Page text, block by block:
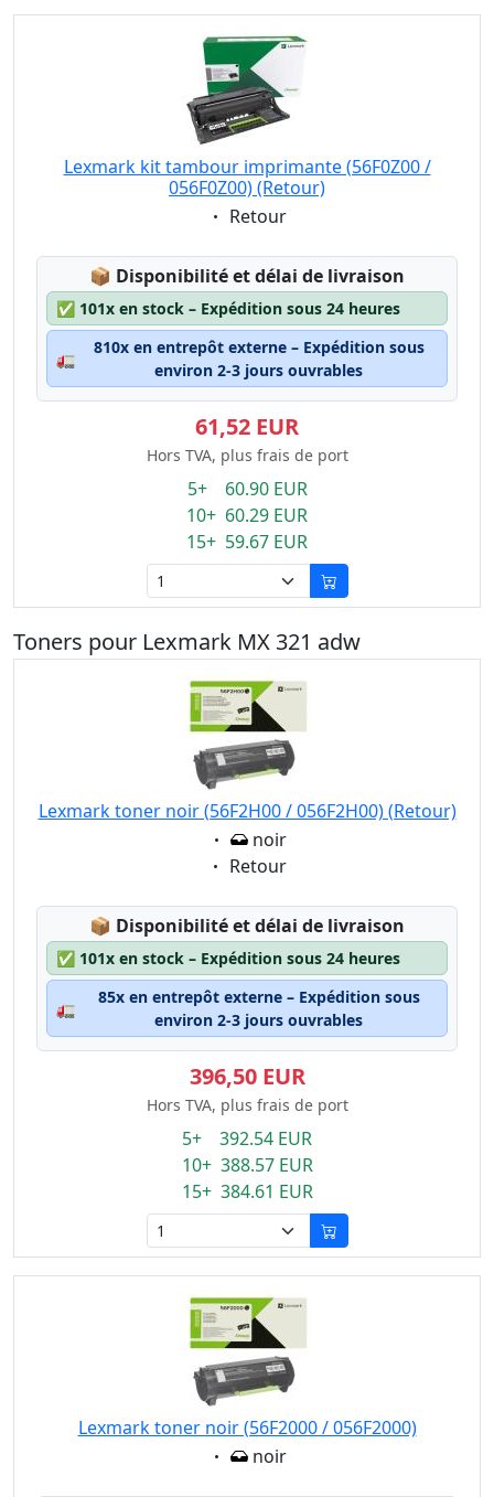
Lexmark kit tambour imprimante (56F0Z00 /
056F0Z00) (Retour)
Eigenschaft:
Retour
📦 Lagerstatus:
Disponibilité et délai de livraison
✅ 101x en stock – Expédition sous 24 heures
🚛
810x en entrepôt externe – Expédition sous
environ 2-3 jours ouvrables
61,52 EUR
Hors TVA, plus frais de port
5+ 60.90 EUR
10+ 60.29 EUR
15+ 59.67 EUR
Toners pour Lexmark MX 321 adw
Lexmark toner noir (56F2H00 / 056F2H00) (Retour)
Eigenschaft:
noir
Eigenschaft:
Retour
📦 Lagerstatus:
Disponibilité et délai de livraison
✅ 101x en stock – Expédition sous 24 heures
🚛
85x en entrepôt externe – Expédition sous
environ 2-3 jours ouvrables
396,50 EUR
Hors TVA, plus frais de port
5+ 392.54 EUR
10+ 388.57 EUR
15+ 384.61 EUR
Lexmark toner noir (56F2000 / 056F2000)
Eigenschaft:
noir